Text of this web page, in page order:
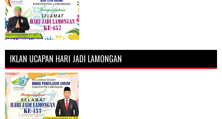
IKLAN UCAPAN HARI JADI LAMONGAN